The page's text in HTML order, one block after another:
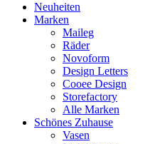
Neuheiten
Marken
Maileg
Räder
Novoform
Design Letters
Cooee Design
Storefactory
Alle Marken
Schönes Zuhause
Vasen